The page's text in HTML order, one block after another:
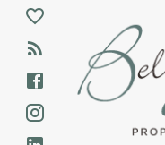
Annonces
Aparté haute
En-tête
Liens